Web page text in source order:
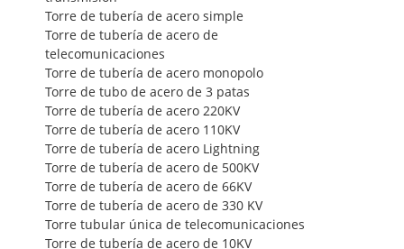
Torre de tubería de acero simple
Torre de tubería de acero de
telecomunicaciones
Torre de tubería de acero monopolo
Torre de tubo de acero de 3 patas
Torre de tubería de acero 220KV
Torre de tubería de acero 110KV
Torre de tubería de acero Lightning
Torre de tubería de acero de 500KV
Torre de tubería de acero de 66KV
Torre de tubería de acero de 330 KV
Torre tubular única de telecomunicaciones
Torre de tubería de acero de 10KV